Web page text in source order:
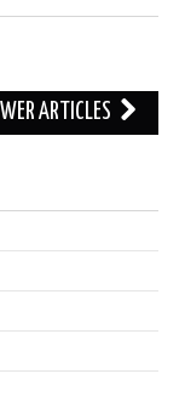
ARTICLES